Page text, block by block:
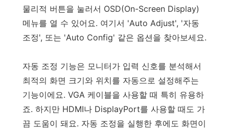
물리적 버튼을 눌러서 OSD(On-Screen Display)
메뉴를 열 수 있어요. 여기서 'Auto Adjust', '자동
조정', 또는 'Auto Config' 같은 옵션을 찾아보세요.
자동 조정 기능은 모니터가 입력 신호를 분석해서
최적의 화면 크기와 위치를 자동으로 설정해주는
기능이에요. VGA 케이블을 사용할 때 특히 유용하
죠. 하지만 HDMI나 DisplayPort를 사용할 때도 가
끔 도움이 돼요. 자동 조정을 실행한 후에도 화면이